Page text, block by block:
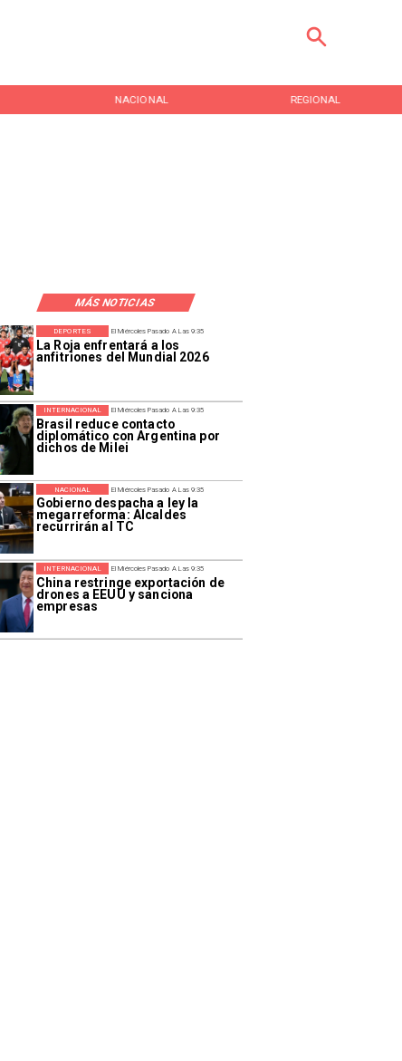
NACIONAL REGIONAL
MÁS NOTICIAS
El Miércoles Pasado A Las 9:35
La Roja enfrentará a los
anfitriones del Mundial 2026
DEPORTES
El Miércoles Pasado A Las 9:35
Brasil reduce contacto
diplomático con Argentina por
dichos de Milei
INTERNACIONAL
El Miércoles Pasado A Las 9:35
Gobierno despacha a ley la
megarreforma: Alcaldes
recurrirán al TC
NACIONAL
El Miércoles Pasado A Las 9:35
China restringe exportación de
drones a EEUU y sanciona
empresas
INTERNACIONAL